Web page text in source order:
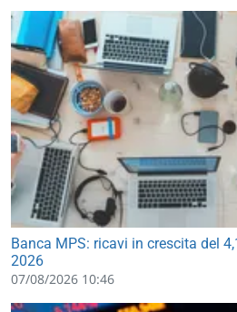
Banca MPS: ricavi in crescita del
2026
07/08/2026 10:46